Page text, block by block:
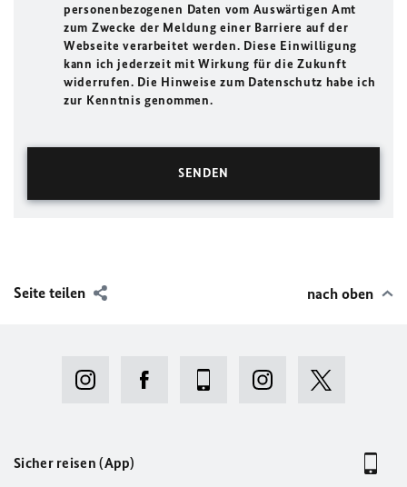
personenbezogenen Daten vom Auswärtigen Amt
zum Zwecke der Meldung einer Barriere auf der
Webseite verarbeitet werden. Diese Einwilligung
kann ich jederzeit mit Wirkung für die Zukunft
widerrufen. Die Hinweise zum Datenschutz habe ich
zur Kenntnis genommen.
Seite teilen nach oben
Sicher reisen (App)